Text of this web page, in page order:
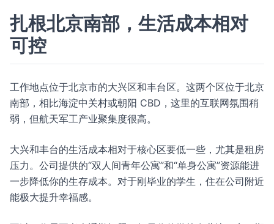
扎根北京南部，生活成本相对
可控
工作地点位于北京市的大兴区和丰台区。这两个区位于北京
南部，相比海淀中关村或朝阳 CBD，这里的互联网氛围稍
弱，但航天军工产业聚集度很高。
大兴和丰台的生活成本相对于核心区要低一些，尤其是租房
压力。公司提供的“双人间青年公寓”和“单身公寓”资源能进
一步降低你的生存成本。对于刚毕业的学生，住在公司附近
能极大提升幸福感。